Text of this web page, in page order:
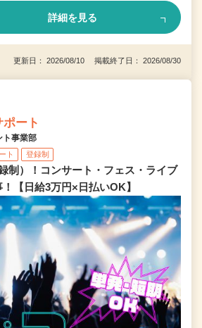
詳細を見る
更新日： 2026/08/10 掲載終了日： 2026/08/30
ート
ト事業部
ト 登録制
制）！コンサート・フェス・ライブ
【日給3万円×日払いOK】